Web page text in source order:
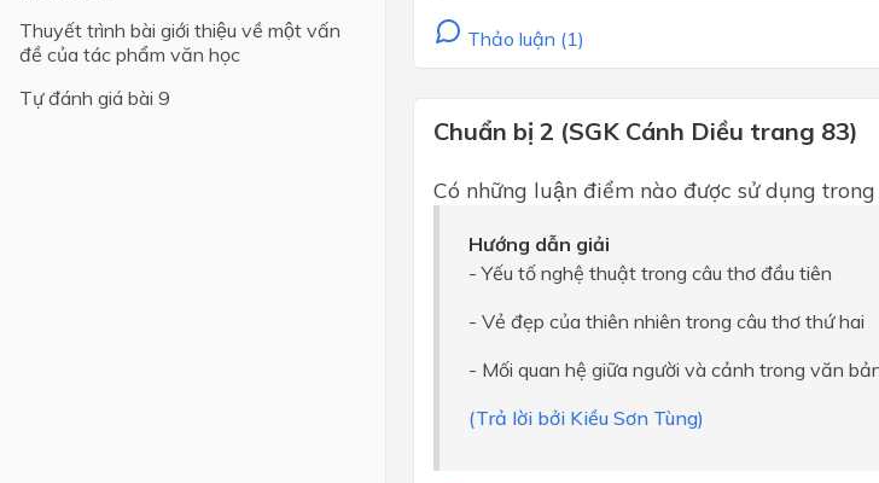
Lớp 4
Lớp 3
Thuyết trình bài giới thiệu về một vấn
đề của tác phẩm văn học
Tự đánh giá bài 9
Thảo luận (1)
Chuẩn bị 2 (SGK Cánh Diều trang 83)
Có những luận điểm nào được sử dụng
Hướng dẫn giải
- Yếu tố nghệ thuật trong câu thơ đầu tiên
- Vẻ đẹp của thiên nhiên trong câu thơ thứ hai
- Mối quan hệ giữa người và cảnh trong văn
(Trả lời bởi Kiều Sơn Tùng)